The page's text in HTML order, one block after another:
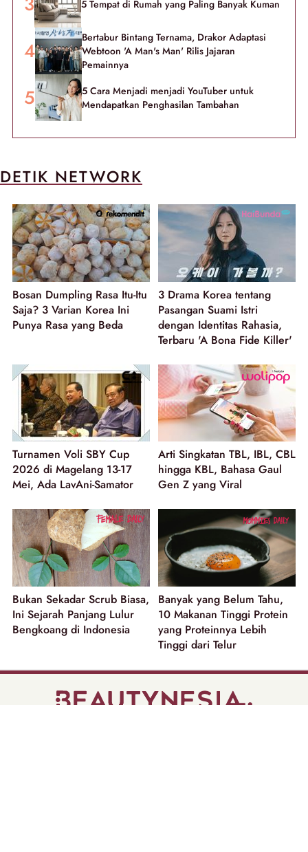
5 Tempat di Rumah yang Paling Banyak Kuman
Bertabur Bintang Ternama, Drakor Adaptasi
Webtoon 'A Man's Man' Rilis Jajaran
Pemainnya
5 Cara Menjadi menjadi YouTuber untuk
Mendapatkan Penghasilan Tambahan
DETIK NETWORK
Bosan Dumpling Rasa Itu-Itu
Saja? 3 Varian Korea Ini
Punya Rasa yang Beda
3 Drama Korea tentang
Pasangan Suami Istri
dengan Identitas Rahasia,
Terbaru 'A Bona Fide Killer'
Turnamen Voli SBY Cup
2026 di Magelang 13-17
Mei, Ada LavAni-Samator
Arti Singkatan TBL, IBL, CBL
hingga KBL, Bahasa Gaul
Gen Z yang Viral
Bukan Sekadar Scrub Biasa,
Ini Sejarah Panjang Lulur
Bengkoang di Indonesia
Banyak yang Belum Tahu,
10 Makanan Tinggi Protein
yang Proteinnya Lebih
Tinggi dari Telur